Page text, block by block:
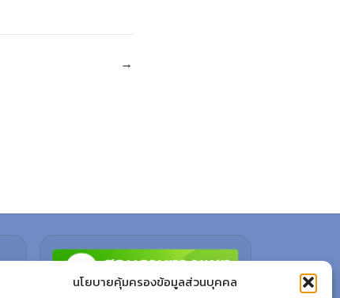
นโยบายคุ้มครองข้อมูลส่วนบุคคล